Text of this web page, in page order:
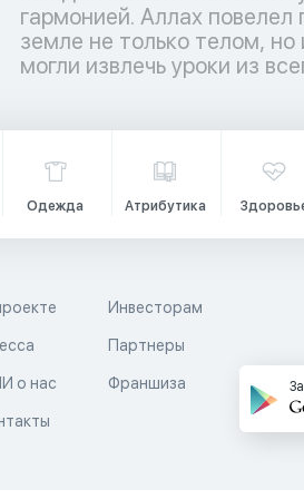
могли извлечь уроки из
Одежда Атрибутика
о нас
Инвесторам
Партнеры
Франшиза